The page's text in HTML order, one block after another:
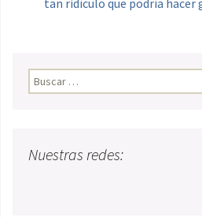
tan ridículo que podría hacer
Buscar:
Nuestras redes: